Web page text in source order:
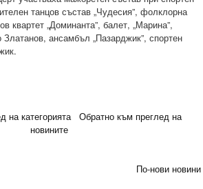
танцов състав „Чудесия”, фолклорна
квартет „Доминанта”, балет, „Марина”,
ансамбъл „Пазарджик”, спортен
на категорията
Обратно към преглед на
новините
По-нови новини